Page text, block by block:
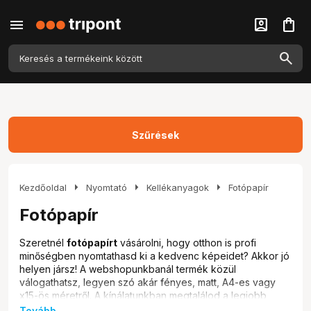
menu account_box shopping_bag
Kezdőoldal arrow_right Nyomtató arrow_right Kellékanyagok arrow_right Fotópapír
Fotópapír
Szeretnél fotópapírt vásárolni, hogy otthon is profi
minőségben nyomtathasd ki a kedvenc képeidet? Akkor jó
helyen jársz! A webshopunkbanál termék közül
válogathatsz, legyen szó akár fényes, matt, A4-es vagy
x15-ös méretről. A kínálatunkban megtalálod a legjobb
márkákat, mint a Brother, Epson és HP, hogy biztosan a
Szűrések